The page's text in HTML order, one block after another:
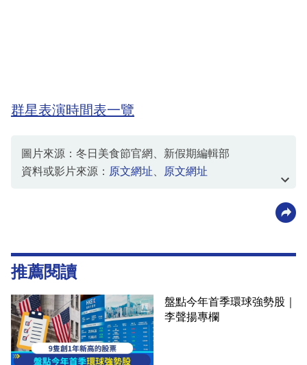
群星表演時間表一覽
圖片來源：冬日美食節官網、新假期編輯部
資料或影片來源： 原文網址 原文網址
推薦閱讀
盤點今年首季環球強勢股｜
李聲揚專欄